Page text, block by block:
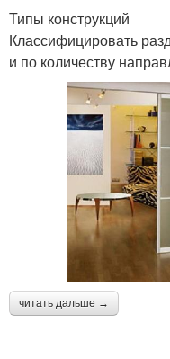
Типы конструкций
Классифицировать
и по количеству
читать дальше →